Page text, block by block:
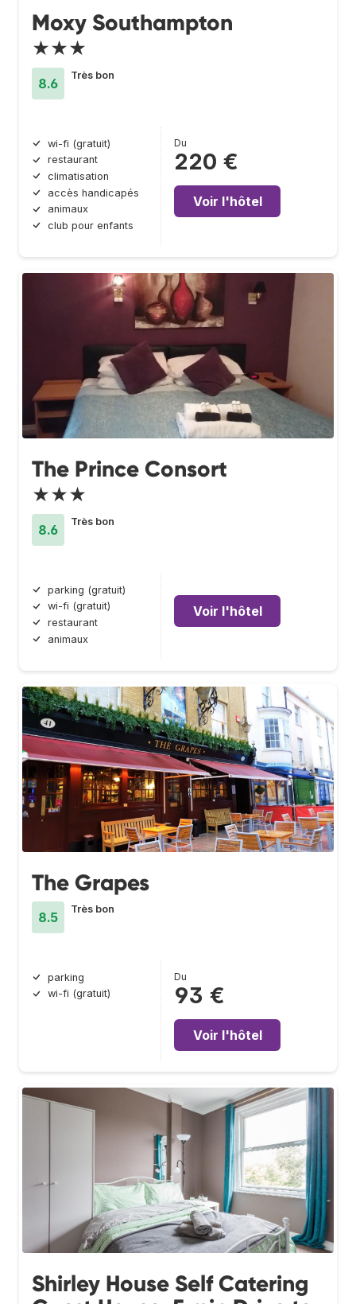
Moxy Southampton
★★★
8.6
Très bon
wi-fi (gratuit)
restaurant
climatisation
accès handicapés
animaux
club pour enfants
Du
220 €
Voir l'hôtel
The Prince Consort
★★★
8.6
Très bon
parking (gratuit)
wi-fi (gratuit)
restaurant
animaux
Voir l'hôtel
The Grapes
8.5
Très bon
parking
wi-fi (gratuit)
Du
93 €
Voir l'hôtel
Shirley House Self Catering